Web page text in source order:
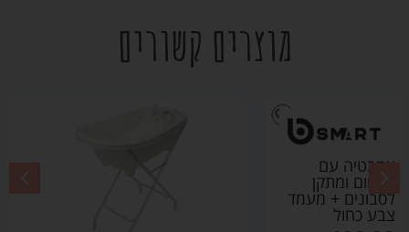
מוצרים קשורים